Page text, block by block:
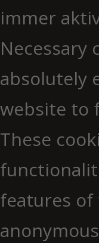
immer
Necessary
absolutely
website to
These
features of